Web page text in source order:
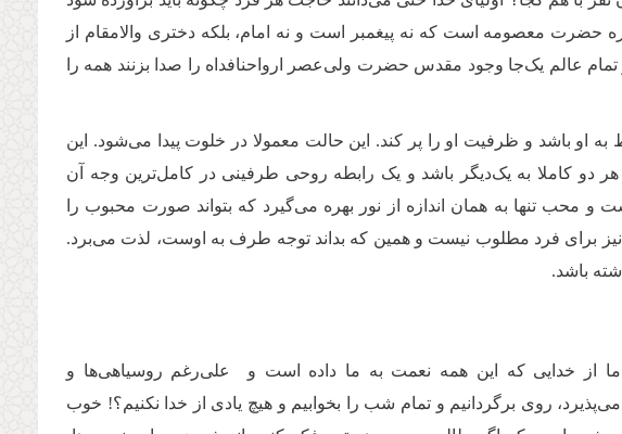
حضرت معصومه است که نه پیغمبر است و نه امام، بلکه دختری والامقام از
عالم یک‌جا وجود مقدس حضرت ولی‌عصر ارواحنافداه را صدا بزنند همه را
او باشد و ظرفیت او را پر کند. این حالت معمولا در خلوت پیدا می‌شود. این‌
دو کاملا به یک‌دیگر باشد و یک رابطه روحی طرفینی در کامل‌ترین وجه‌ آن
محب تنها به همان اندازه از نور بهره می‌گیرد که بتواند صورت محبوب را
نیز برای فرد مطلوب نیست و همین که بداند توجه طرف به اوست، لذت می‌برد.
باشد.
از خدایی که این همه نعمت‌ به ما داده است و على‌رغم روسیاهی‌ها و
روی برگردانیم و تمام شب‌ را بخوابیم و هیچ یادی از خدا نکنیم؟! خوب